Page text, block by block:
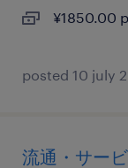
¥1850.00
posted 10 july
流通・サー